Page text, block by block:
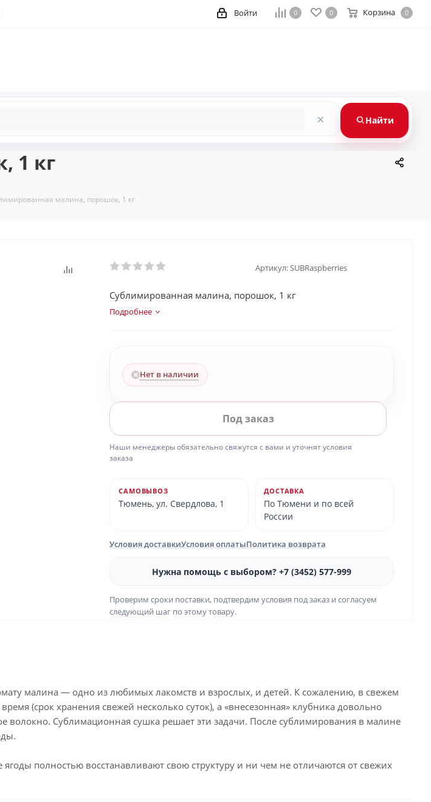
0 0 Корзина 0
Войти
× Найти
1 кг
малина, порошок, 1 кг
Артикул: SUBRaspberries
Сублимированная малина, порошок, 1 кг
Подробнее
Нет в наличии
Под заказ
Наши менеджеры обязательно свяжутся с вами и уточнят условия
заказа
САМОВЫВОЗ
Тюмень, ул. Свердлова, 1
ДОСТАВКА
По Тюмени и по всей
России
Условия доставкиУсловия оплатыПолитика возврата
Нужна помощь с выбором? +7 (3452) 577-999
Проверим сроки поставки, подтвердим условия под заказ и согласуем
следующий шаг по этому товару.
малина — одно из любимых лакомств и взрослых, и детей. К сожалению, в свежем
(срок хранения свежей несколько суток), а «внесезонная» клубника довольно
волокно. Сублимационная сушка решает эти задачи. После сублимирования в малине
полностью восстанавливают свою структуру и ни чем не отличаются от свежих